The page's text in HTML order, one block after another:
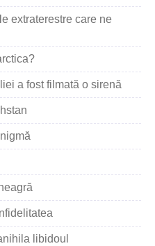
extraterestre care ne
a fost filmată o sirenă
libidoul